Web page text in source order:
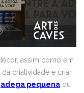
assim como em
criatividade e criar
adega pequena ou